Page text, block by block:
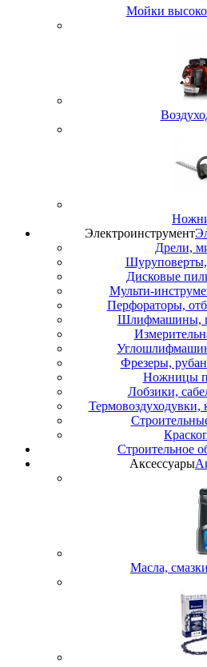
Мойки
Электроинструмент
Дрели,
Шуруповерты,
Дисковые
Мульти-
Перфораторы,
Шлифмашины,
Фрезеры,
Ножницы
Лобзики,
Термовоздуходувки,
Строительное
Аксессуары
Масла,